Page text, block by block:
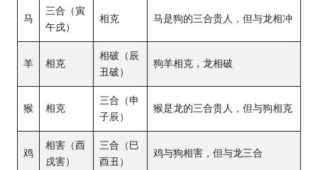
马
三合（寅
午戌）
相克 马是狗的三合贵人，但与龙相冲
羊 相克
相破（辰
丑破）
狗羊相克，龙相破
猴 相克
三合（申
子辰）
猴是龙的三合贵人，但与狗相克
鸡
相害（酉
戌害）
三合（巳
酉丑）
鸡与狗相害，但与龙三合